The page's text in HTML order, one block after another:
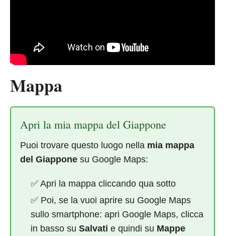
Mappa
Apri la mia mappa del Giappone
Puoi trovare questo luogo nella mia mappa
del Giappone su Google Maps:
✅ Apri la mappa cliccando qua sotto
✅ Poi, se la vuoi aprire su Google Maps
sullo smartphone: apri Google Maps, clicca
in basso su Salvati e quindi su Mappe